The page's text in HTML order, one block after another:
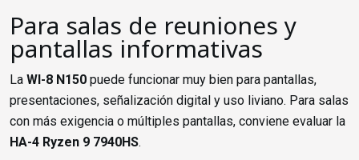
Para salas de reuniones y
pantallas informativas
La WI-8 N150 puede funcionar muy bien para pantallas,
presentaciones, señalización digital y uso liviano. Para salas
con más exigencia o múltiples pantallas, conviene evaluar la
HA-4 Ryzen 9 7940HS.